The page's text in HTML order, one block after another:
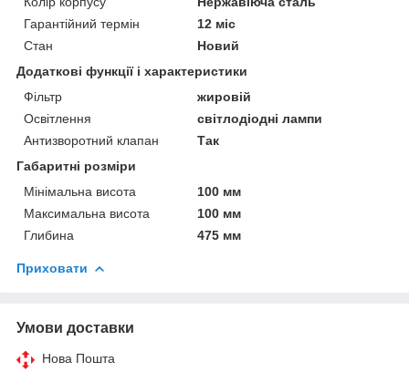
Гарантійний термін
12 міс
Стан
Новий
Додаткові функції і характеристики
Фільтр
жировій
Освітлення
світлодіодні лампи
Антизворотний клапан
Так
Габаритні розміри
Мінімальна висота
100 мм
Максимальна висота
100 мм
Глибина
475 мм
Приховати
Умови доставки
Нова Пошта